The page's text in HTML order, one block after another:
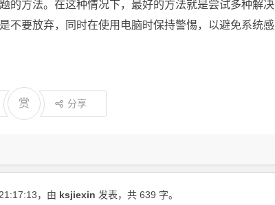
的方法。在这种情况下，最好的方法就是尝试多种解决
不要放弃，同时在使用电脑时保持警惕，以避免系统感
赏 分享
21:17:13，由 ksjiexin 发表，共 639 字。